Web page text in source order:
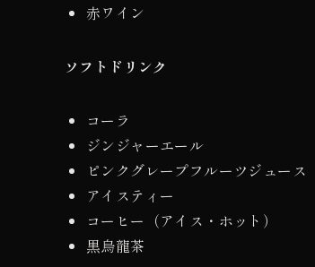
赤ワイン
ソフトドリンク
コーラ
ジンジャーエール
ピンクグレープフルーツジュース
アイスティー
コーヒー（アイス・ホット）
黒烏龍茶